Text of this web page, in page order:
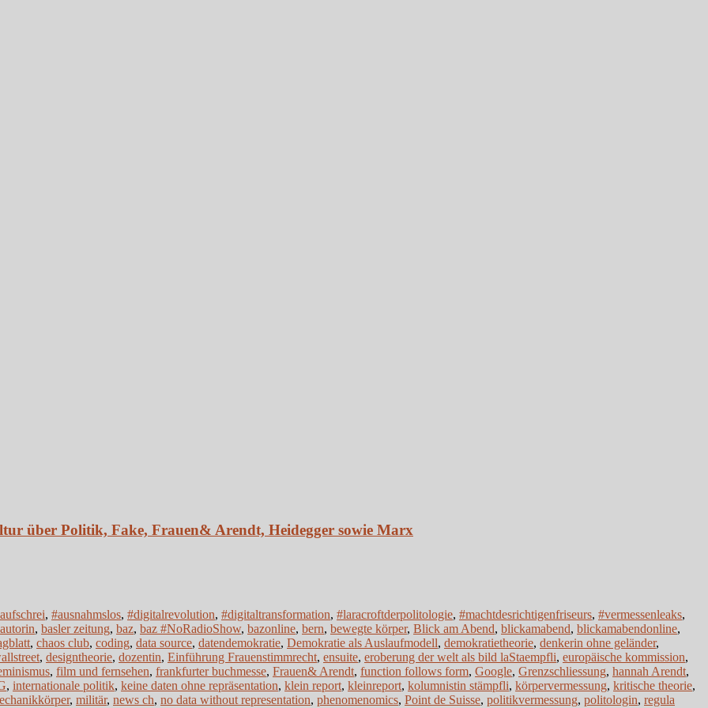
über Politik, Fake, Frauen& Arendt, Heidegger sowie Marx
, #ausnahmslos, #digitalrevolution, #digitaltransformation, #laracroftderpolitologie, #machtdesrichtigenfriseurs, #vermessenleaks,
autorin, basler zeitung, baz, baz #NoRadioShow, bazonline, bern, bewegte körper, Blick am Abend, blickamabend, blickamabendonline,
, chaos club, coding, data source, datendemokratie, Demokratie als Auslaufmodell, demokratietheorie, denkerin ohne geländer,
, designtheorie, dozentin, Einführung Frauenstimmrecht, ensuite, eroberung der welt als bild laStaempfli, europäische kommission,
, film und fernsehen, frankfurter buchmesse, Frauen& Arendt, function follows form, Google, Grenzschliessung, hannah Arendt,
, internationale politik, keine daten ohne repräsentation, klein report, kleinreport, kolumnistin stämpfli, körpervermessung, kritische theorie,
, militär, news ch, no data without representation, phenomenomics, Point de Suisse, politikvermessung, politologin, regula